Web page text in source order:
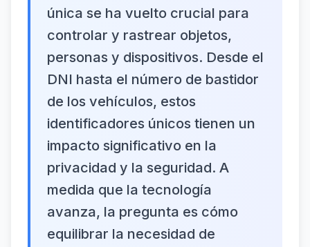
única se ha vuelto crucial para
controlar y rastrear objetos,
personas y dispositivos. Desde el
DNI hasta el número de bastidor
de los vehículos, estos
identificadores únicos tienen un
impacto significativo en la
privacidad y la seguridad. A
medida que la tecnología
avanza, la pregunta es cómo
equilibrar la necesidad de